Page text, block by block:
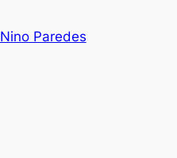
Nino Paredes